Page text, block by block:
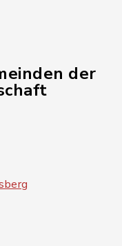
der